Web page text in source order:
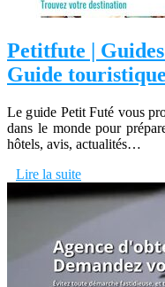
Petitfute |
Guide
Le guide Petit Futé vous
dans le monde pour
hôtels, avis, actualités…
Lire la suite